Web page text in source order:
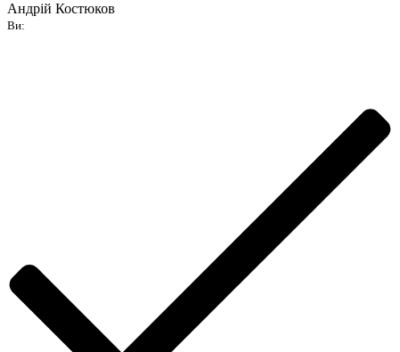
Андрій Костюков
Ви: